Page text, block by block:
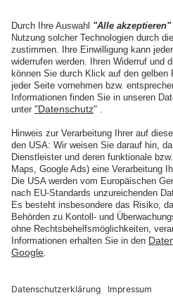
13.07.2025
HALLENKUNST
Ein Vorgeschmack auf die
Impressum Datenschutz
Vertrag